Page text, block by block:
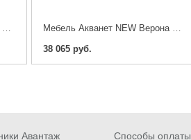
Мебель Акванет Верона NEW 100 подвесная (тумба с раковиной)
Мебель Акванет NEW Верона 90 (тумба с раковиной),белый матовый
38 065 руб.
Авантаж Cпособы оплаты